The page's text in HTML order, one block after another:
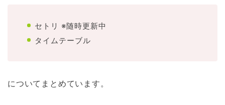
セトリ ※随時更新中
タイムテーブル
についてまとめています。